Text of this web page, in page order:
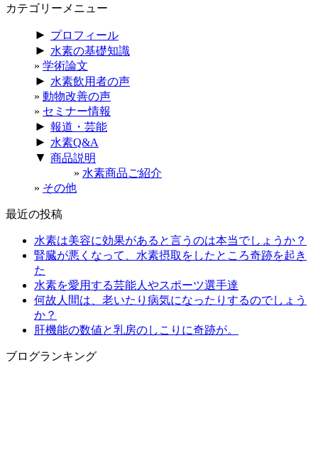
カテゴリーメニュー
► プロフィール
► 水素の基礎知識
学術論文
► 水素飲用者の声
動物改善の声
セミナー情報
► 報道・芸能
► 水素Q&A
▼ 商品説明
水素商品ご紹介
その他
最近の投稿
水素は美容に効果があると言うのは本当でしょうか？
腎臓が悪くなって、水素摂取をしたところ奇跡を起き
た
水素を愛用する芸能人やスポーツ選手達
何故人間は、老いたり病気になったりするのでしょう
か？
肝機能の数値と乳房のしこりに奇跡が。
ブログランキング